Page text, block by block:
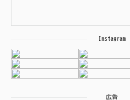
Instagram
広告